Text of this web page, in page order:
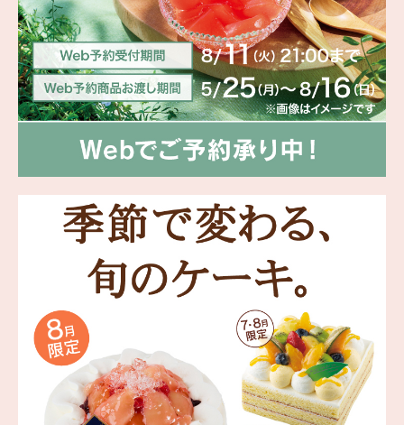
海外 Overseas shops
Indonesia
Singapore
Malaysia
Hong Kong
UAE
Thailand